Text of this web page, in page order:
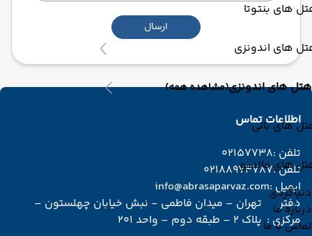
های بنتوتا
های اندونزی
هتل های اندونزی(مشاهده همه)
های بالی
های مالدیو
دنیاگردی
درباره ما
تماس با ما
ارسال
اطلاعات تماس
تلفن :02157738
تلفن :02188974787
ایمیل :info@abrasaparvaz.com
دفتر
مرکزی :
تهران – میدان فاطمی - نبش خیابان چهلستون –
پلاک 2 – طبقه دوم – واحد 201